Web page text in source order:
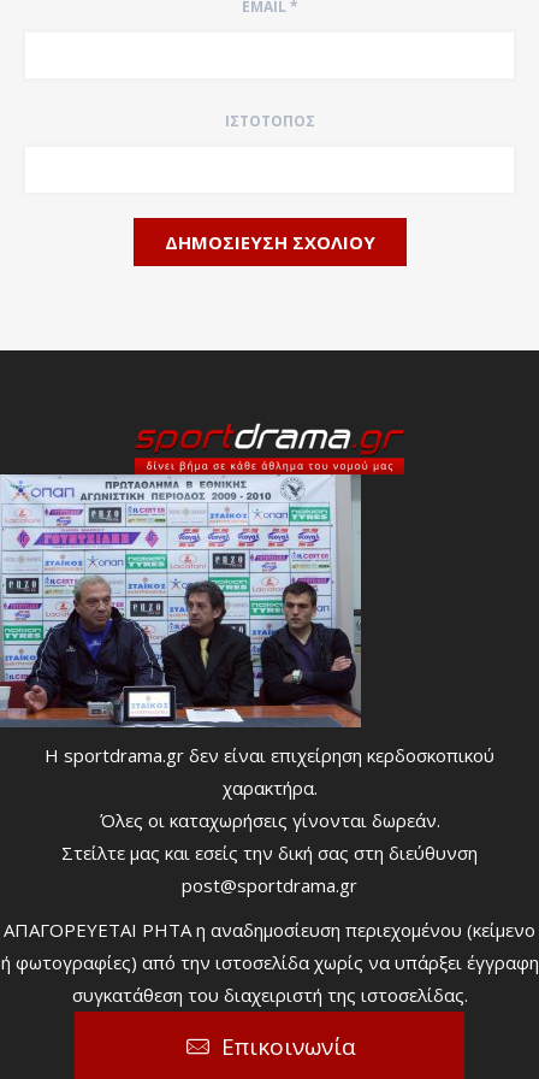
EMAIL*
ΙΣΤΌΤΟΠΟΣ
Η sportdrama.gr δεν είναι επιχείρηση κερδοσκοπικού
χαρακτήρα.
Όλες οι καταχωρήσεις γίνονται δωρεάν.
Στείλτε μας και εσείς την δική σας στη διεύθυνση
post@sportdrama.gr
ΑΠΑΓΟΡΕΥΕΤΑΙ ΡΗΤΑ η αναδημοσίευση περιεχομένου (κείμενο
ή φωτογραφίες) από την ιστοσελίδα χωρίς να υπάρξει έγγραφη
συγκατάθεση του διαχειριστή της ιστοσελίδας.
Επικοινωνία